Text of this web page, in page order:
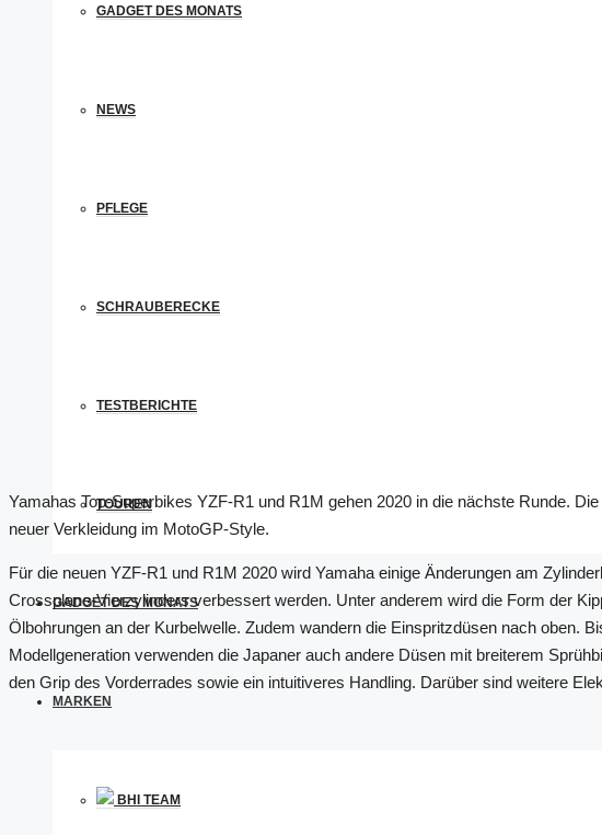
GADGET DES MONATS
NEWS
PFLEGE
SCHRAUBERECKE
TESTBERICHTE
TOUREN
GADGET DES MONATS
MARKEN
BHI TEAM
Yamahas Top-Superbikes YZF-R1 und R1M gehen 2020 in die nächste Runde.
neuer Verkleidung im MotoGP-Style.
Für die neuen YZF-R1 und R1M 2020 wird Yamaha einige Änderungen am
Crossplane-Vierzylinders verbessert werden. Unter anderem wird die Form der
Ölbohrungen an der Kurbelwelle. Zudem wandern die Einspritzdüsen nach oben.
Modellgeneration verwenden die Japaner auch andere Düsen mit breiterem
den Grip des Vorderrades sowie ein intuitiveres Handling. Darüber sind weitere